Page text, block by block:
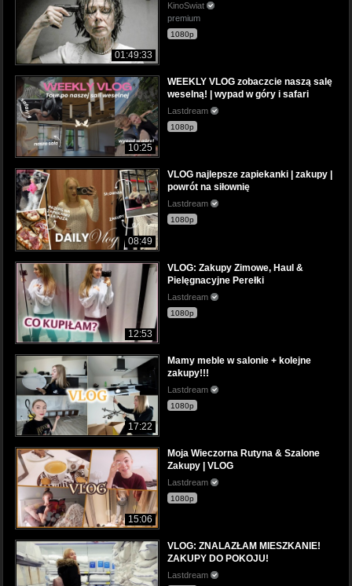
01:49:33
KinoSwiat
premium
1080p
10:25
WEEKLY VLOG zobaczcie naszą salę
weselną! | wypad w góry i safari
Lastdream
1080p
08:49
VLOG najlepsze zapiekanki | zakupy |
powrót na siłownię
Lastdream
1080p
12:53
VLOG: Zakupy Zimowe, Haul &
Pielęgnacyjne Perełki
Lastdream
1080p
17:22
Mamy meble w salonie + kolejne
zakupy!!!
Lastdream
1080p
15:06
Moja Wieczorna Rutyna & Szalone
Zakupy | VLOG
Lastdream
1080p
VLOG: ZNALAZŁAM MIESZKANIE!
ZAKUPY DO POKOJU!
Lastdream